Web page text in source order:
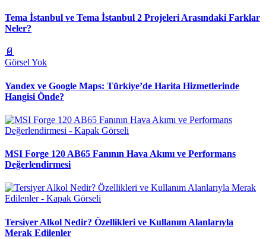
Tema İstanbul ve Tema İstanbul 2 Projeleri Arasındaki Farklar
Neler?
📄
Görsel Yok
Yandex ve Google Maps: Türkiye’de Harita Hizmetlerinde
Hangisi Önde?
MSI Forge 120 AB65 Fanının Hava Akımı ve Performans
Değerlendirmesi
Tersiyer Alkol Nedir? Özellikleri ve Kullanım Alanlarıyla
Merak Edilenler